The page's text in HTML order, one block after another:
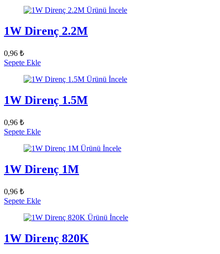
Ürünü İncele
1W Direnç 2.2M
0,96 ₺
Sepete Ekle
Ürünü İncele
1W Direnç 1.5M
0,96 ₺
Sepete Ekle
Ürünü İncele
1W Direnç 1M
0,96 ₺
Sepete Ekle
Ürünü İncele
1W Direnç 820K